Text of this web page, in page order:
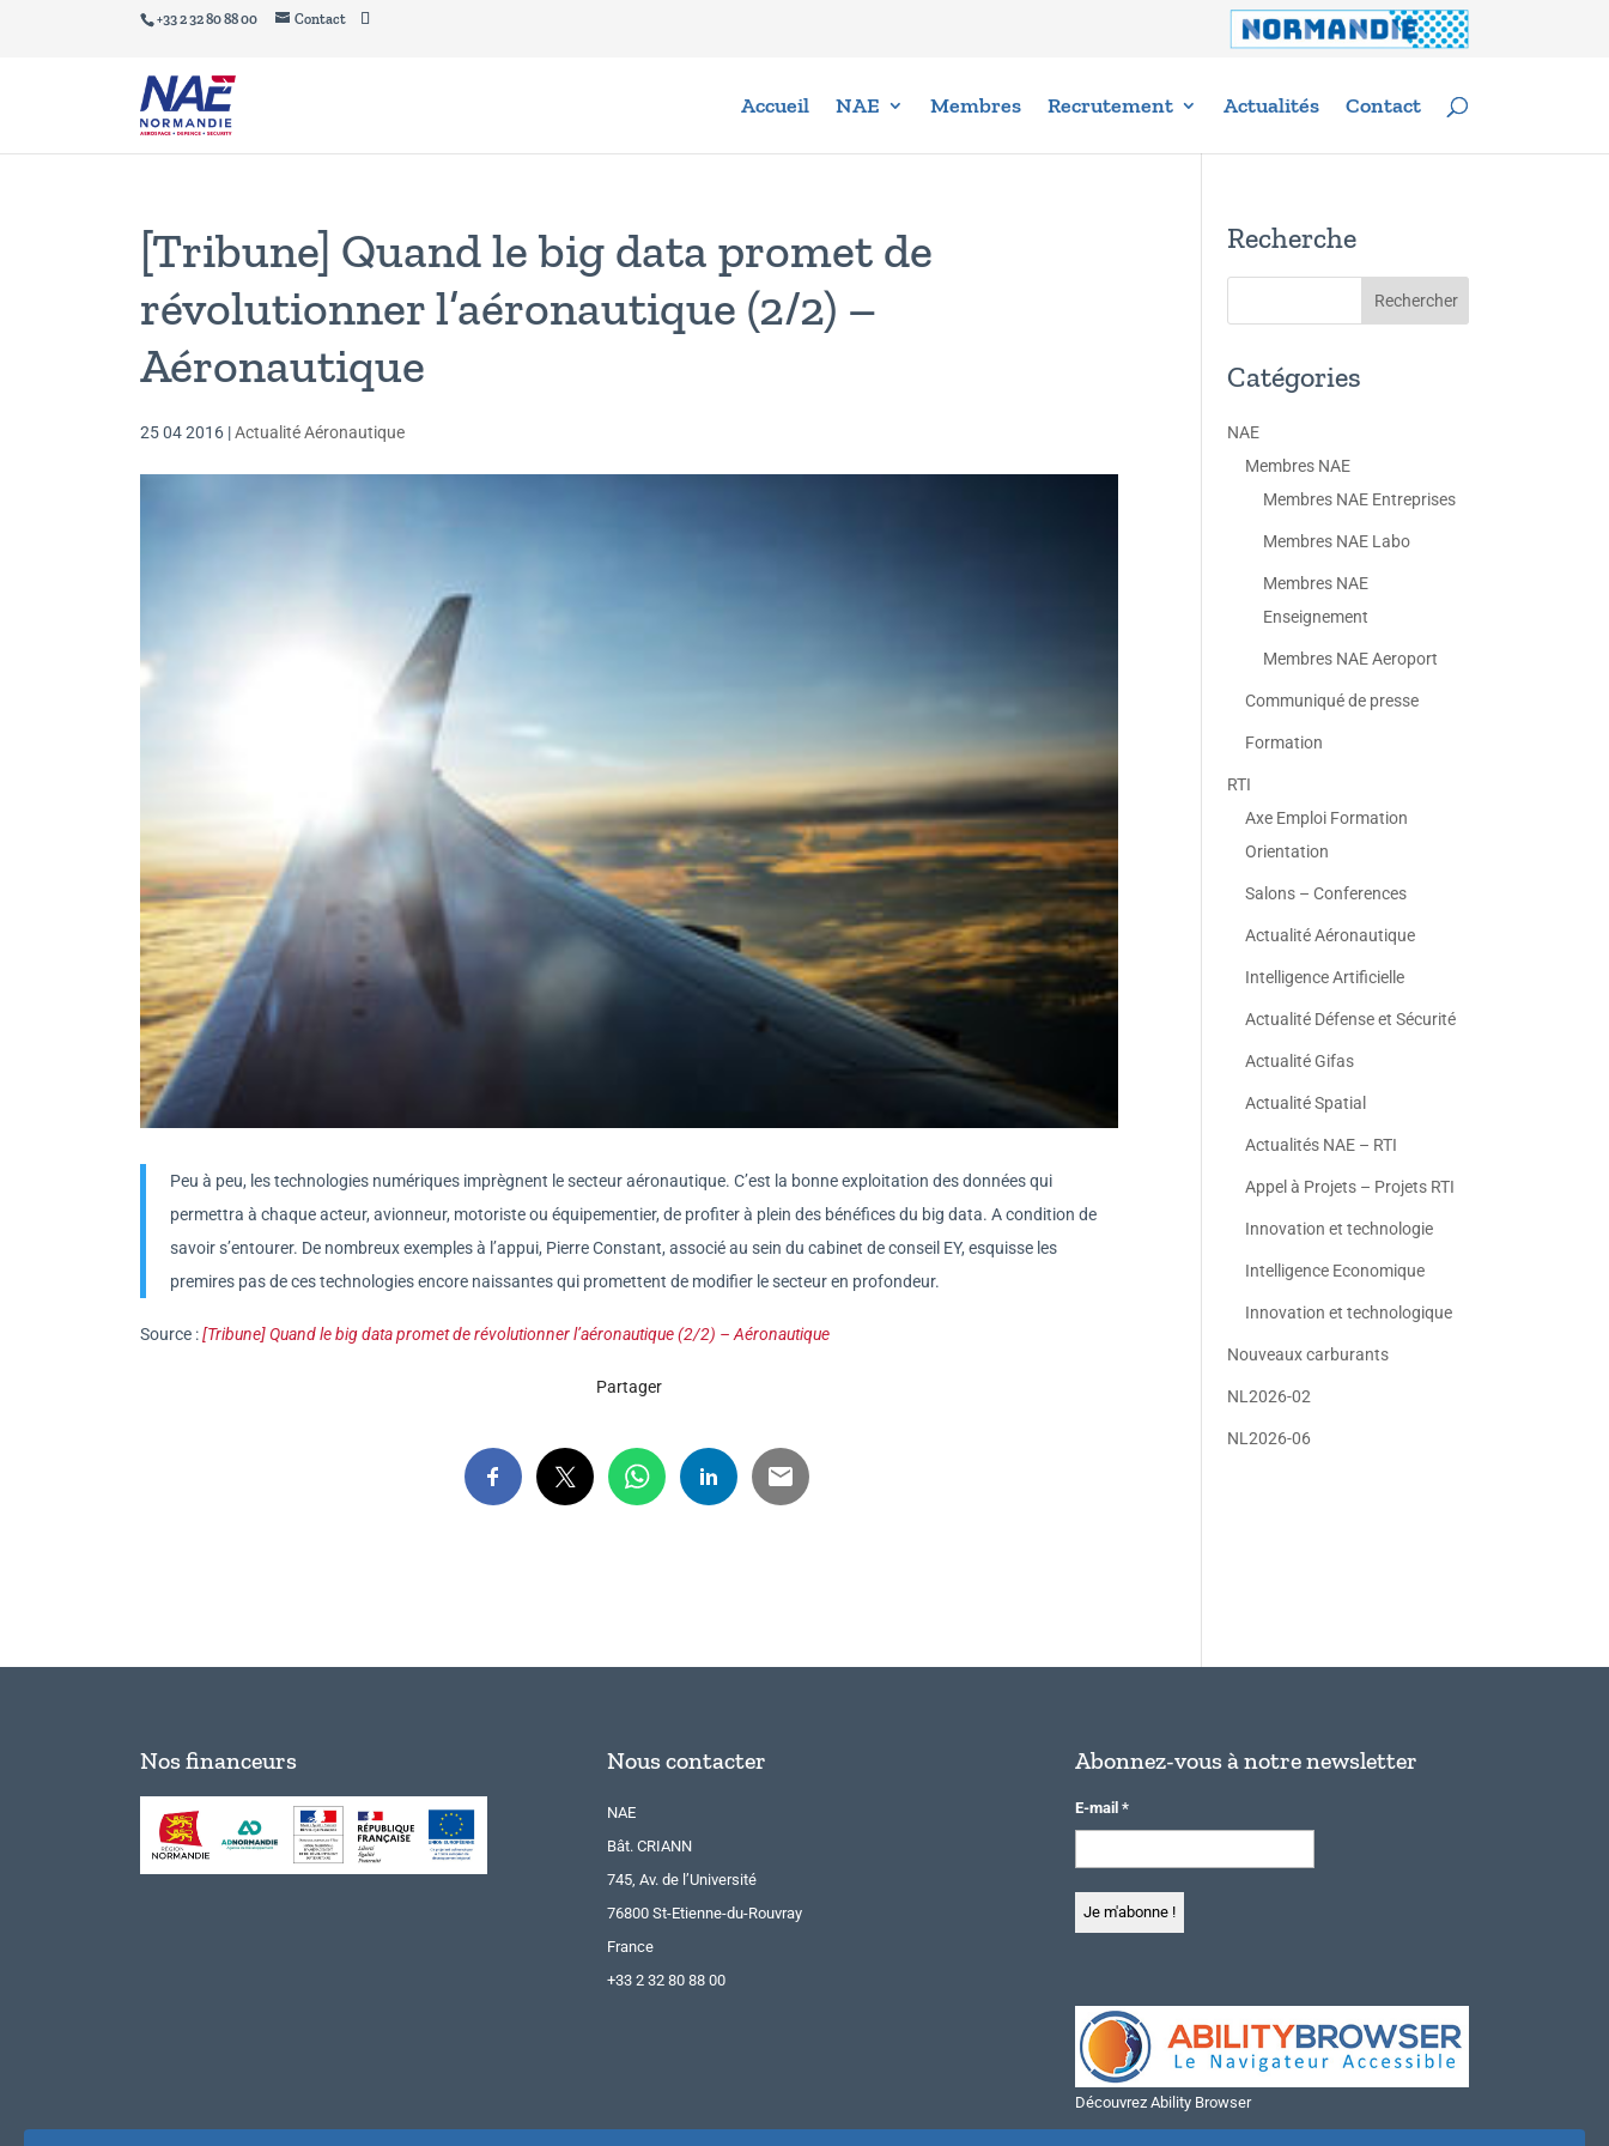
+33 2 32 80 88 00 Contact
Accueil NAE Membres Recrutement Actualités Contact
[Tribune] Quand le big data promet de
révolutionner l’aéronautique (2/2) –
Aéronautique
25 04 2016 |Actualité Aéronautique
Peu à peu, les technologies numériques imprègnent le secteur aéronautique. C’est la bonne exploitation des données qui
permettra à chaque acteur, avionneur, motoriste ou équipementier, de profiter à plein des bénéfices du big data. A condition de
savoir s’entourer. De nombreux exemples à l’appui, Pierre Constant, associé au sein du cabinet de conseil EY, esquisse les
premires pas de ces technologies encore naissantes qui promettent de modifier le secteur en profondeur.
Source :[Tribune] Quand le big data promet de révolutionner l’aéronautique (2/2) – Aéronautique
Partager
Recherche
Catégories
NAE
Membres NAE
Membres NAE Entreprises
Membres NAE Labo
Membres NAE
Enseignement
Membres NAE Aeroport
Communiqué de presse
Formation
RTI
Axe Emploi Formation
Orientation
Salons – Conferences
Actualité Aéronautique
Intelligence Artificielle
Actualité Défense et Sécurité
Actualité Gifas
Actualité Spatial
Actualités NAE – RTI
Appel à Projets – Projets RTI
Innovation et technologie
Intelligence Economique
Innovation et technologique
Nouveaux carburants
NL2026-02
NL2026-06
Nos financeurs Nous contacter
NAE
Bât. CRIANN
745, Av. de l’Université
76800 St-Etienne-du-Rouvray
France
+33 2 32 80 88 00
Abonnez-vous à notre newsletter
E-mail *
Découvrez Ability Browser